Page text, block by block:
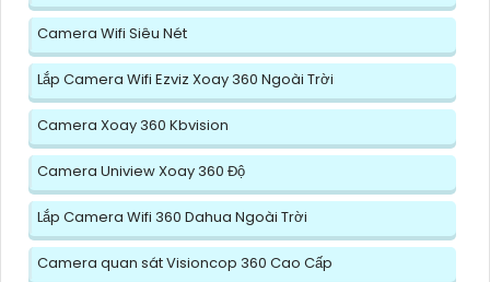
Camera Wifi Siêu Nét
Lắp Camera Wifi Ezviz Xoay 360 Ngoài Trời
Camera Xoay 360 Kbvision
Camera Uniview Xoay 360 Độ
Lắp Camera Wifi 360 Dahua Ngoài Trời
Camera quan sát Visioncop 360 Cao Cấp